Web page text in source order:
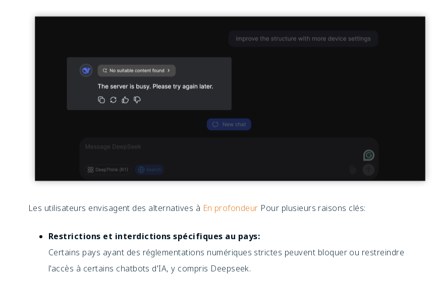
Les utilisateurs envisagent des alternatives à En profondeur Pour plusieurs raisons clés:
Restrictions et interdictions spécifiques au pays:
Certains pays ayant des réglementations numériques strictes peuvent bloquer ou restreindre
l'accès à certains chatbots d'IA, y compris Deepseek.